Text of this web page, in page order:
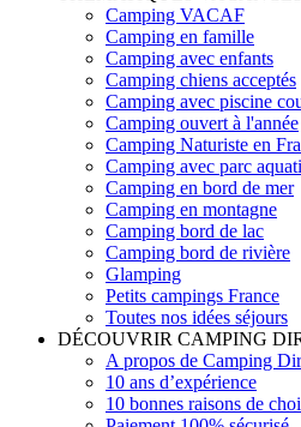
Camping VACAF
Camping en famille
Camping avec enfants
Camping chiens acceptés
Camping avec piscine
Camping ouvert à l'année
Camping Naturiste en
Camping avec parc
Camping en bord de mer
Camping en montagne
Camping bord de lac
Camping bord de rivière
Glamping
Petits campings France
Toutes nos idées séjours
DÉCOUVRIR CAMPING
A propos de Camping
10 ans d’expérience
10 bonnes raisons de